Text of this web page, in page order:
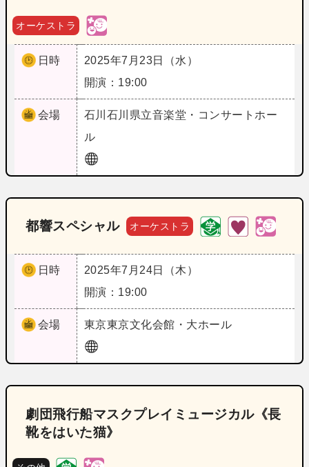
オーケストラ
日時
2025年7月23日（水）
開演：19:00
会場 石川 石川県立音楽堂・コンサートホー
ル
都響スペシャル オーケストラ
日時
2025年7月24日（木）
開演：19:00
会場 東京東京文化会館・大ホール
劇団飛行船マスクプレイミュージカル《長
靴をはいた猫》